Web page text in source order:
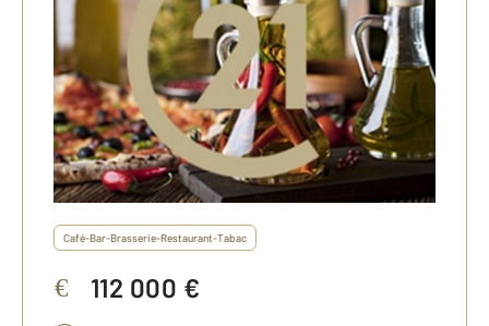
Café-Bar-Brasserie-Restaurant-Tabac
€ 112 000 €